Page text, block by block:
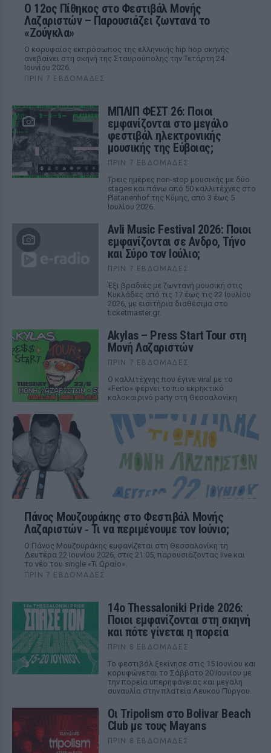
Ο 12ος Πίθηκος στο Φεστιβάλ Μονής
Λαζαριστών – Παρουσιάζει ζωντανά το
«Ζούγκλα»
Ο κορυφαίος εκπρόσωπος της ελληνικής hip hop σκηνής
ανεβαίνει στη σκηνή της Σταυρούπολης την Τετάρτη 24
Ιουνίου 2026.
ΠΡΙΝ 7 ΕΒΔΟΜΆΔΕΣ
ΜΠΛΙΠ ΦΕΣΤ 26: Ποιοι
εμφανίζονται στο μεγάλο
φεστιβάλ ηλεκτρονικής
μουσικής της Εύβοιας;
ΠΡΙΝ 7 ΕΒΔΟΜΆΔΕΣ
Τρεις ημέρες non-stop μουσικής με δύο
stages και πάνω από 50 καλλιτέχνες στο
Platanenhof της Κύμης, από 3 έως 5
Ιουλίου 2026.
Avli Music Festival 2026: Ποιοι
εμφανίζονται σε Ανδρο, Τήνο
και Σύρο τον Ιούλιο;
ΠΡΙΝ 7 ΕΒΔΟΜΆΔΕΣ
Έξι βραδιές με ζωντανή μουσική στις
Κυκλάδες από τις 17 έως τις 22 Ιουλίου
2026, με εισιτήρια διαθέσιμα στο
ticketmaster.gr.
Akylas – Press Start Tour στη
Μονή Λαζαριστών
ΠΡΙΝ 7 ΕΒΔΟΜΆΔΕΣ
Ο καλλιτέχνης που έγινε viral με το
«Ferto» φέρνει το πιο εκρηκτικό
καλοκαιρινό party στη Θεσσαλονίκη
Πάνος Μουζουράκης στο Φεστιβάλ Μονής
Λαζαριστών ‑ Τι να περιμένουμε τον Ιούνιο;
Ο Πάνος Μουζουράκης εμφανίζεται στη Θεσσαλονίκη τη
Δευτέρα 22 Ιουνίου 2026, στις 21:05, παρουσιάζοντας live και
το νέο του single «Τι Ωραίο».
ΠΡΙΝ 7 ΕΒΔΟΜΆΔΕΣ
14ο Thessaloniki Pride 2026:
Ποιοι εμφανίζονται στη σκηνή
και πότε γίνεται η πορεία
ΠΡΙΝ 8 ΕΒΔΟΜΆΔΕΣ
Το φεστιβάλ ξεκίνησε στις 15 Ιουνίου και
κορυφώνεται το Σάββατο 20 Ιουνίου με
την πορεία υπερηφάνειας και μεγάλη
συναυλία στην πλατεία Λευκού Πύργου.
Οι Tripolism στο Bolivar Beach
Club με τους Mayans
ΠΡΙΝ 8 ΕΒΔΟΜΆΔΕΣ